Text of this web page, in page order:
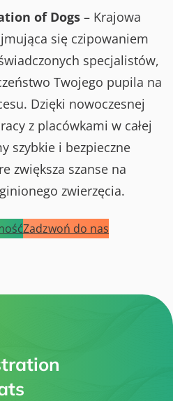
of Dogs– Krajowa
się czipowaniem
specjalistów,
Twojego pupila na
Dzięki nowoczesnej
z placówkami w całej
szybkie i bezpieczne
zwiększa szanse na
zwierzęcia.
Zadzwoń do nas